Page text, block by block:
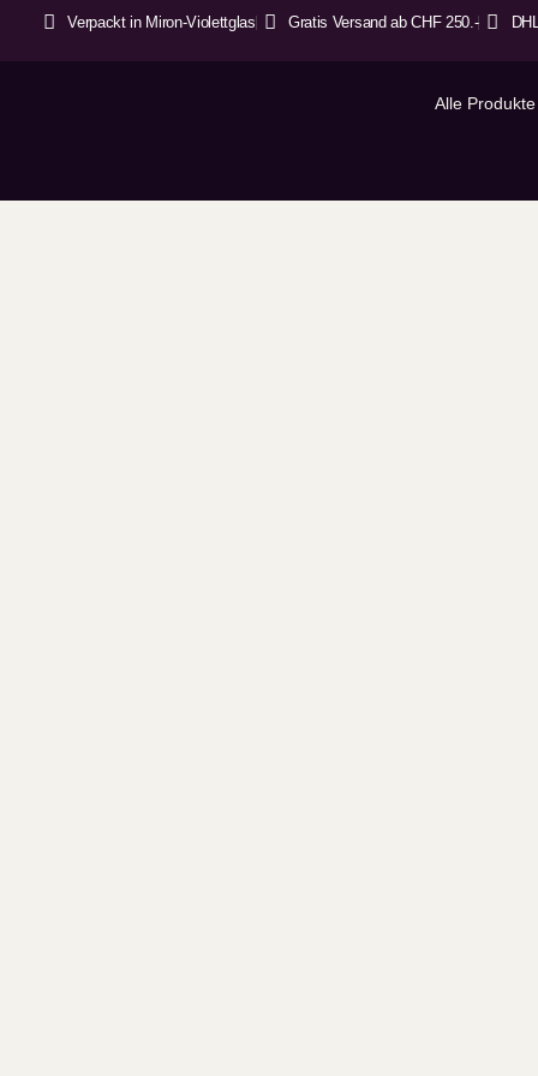
Verpackt in Miron-Violettglas Gratis Versand ab CHF 250.-
Alle Produkte